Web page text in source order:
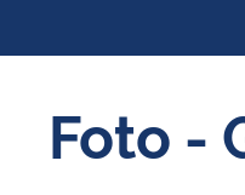
Foto -